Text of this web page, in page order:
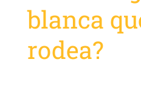
blanca
rodea?